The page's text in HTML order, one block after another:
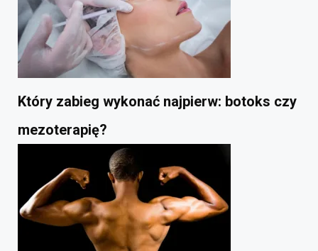
Który zabieg wykonać najpierw: botoks czy
mezoterapię?